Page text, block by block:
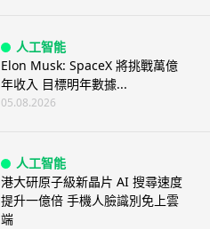
人工智能
Elon Musk: SpaceX 將挑戰萬億
年收入 目標明年數據...
05.08.2026
人工智能
港大研原子級新晶片 AI 搜尋速度
提升一億倍 手機人臉識別免上雲
端